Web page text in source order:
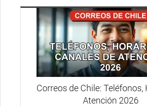
Correos de Chile: Teléfonos,
Atención 2026